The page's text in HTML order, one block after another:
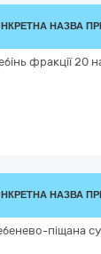
НАЗВА
фракції 20
НАЗВА
піщана